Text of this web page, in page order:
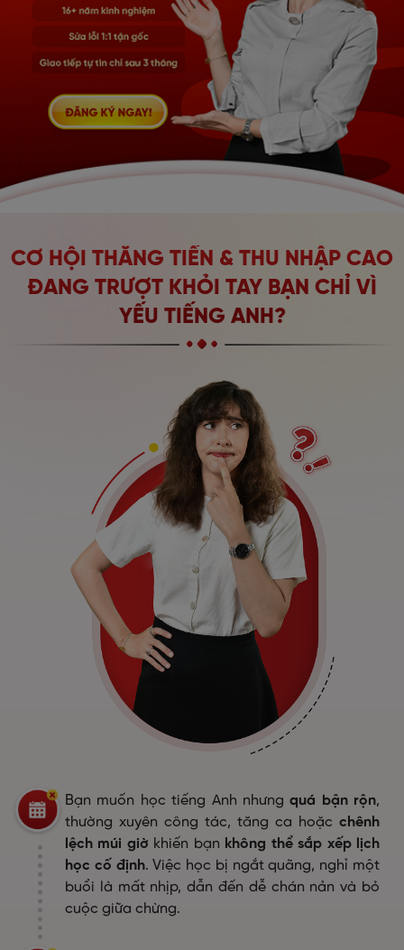
CƠ HỘI THĂNG TIẾN & THU NHẬP CAO
ĐANG TRƯỢT KHỎI TAY BẠN CHỈ VÌ
YẾU TIẾNG ANH?
Bạn muốn học tiếng Anh nhưngquá bận rộn,
thường xuyên công tác, tăng ca hoặc chênh
lệch múi giờ khiến bạn không thể sắp xếp lịch
học cố định. Việc học bị ngắt quãng, nghỉ một
buổi là mất nhịp, dẫn đến dễ chán nản và bỏ
cuộc giữa chừng.